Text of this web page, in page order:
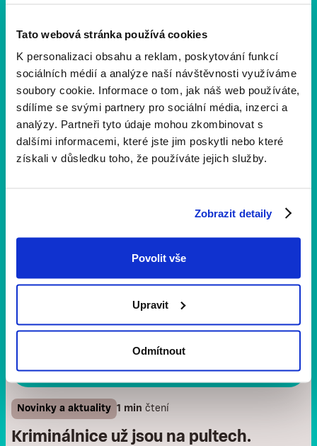
Tato webová stránka používá cookies
K personalizaci obsahu a reklam, poskytování funkcí
sociálních médií a analýze naší návštěvnosti využíváme
soubory cookie. Informace o tom, jak náš web používáte,
sdílíme se svými partnery pro sociální média, inzerci a
analýzy. Partneři tyto údaje mohou zkombinovat s
dalšími informacemi, které jste jim poskytli nebo které
získali v důsledku toho, že používáte jejich služby.
Zobrazit detaily
Povolit vše
Upravit
Odmítnout
Parkování a doprava na 11. ročník
11. ročník Yellow Ribbon Run je už za dveřmi. Jak se na
akci dostanete a kde zaparkovat? ‍
Novinky a aktuality 1 min čtení
Kriminálnice už jsou na pultech.